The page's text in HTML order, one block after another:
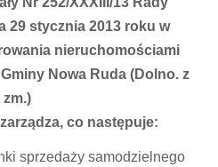
29 stycznia 2013 roku w
nieruchomościami
Nowa Ruda (Dolno. z
zm.)
co następuje:
sprzedaży samodzielnego